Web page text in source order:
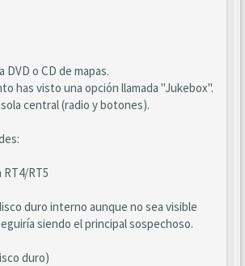
DVD o CD de mapas.
has visto una opción llamada "Jukebox".
central (radio y botones).
RT5
duro interno aunque no sea visible
siendo el principal sospechoso.
duro)